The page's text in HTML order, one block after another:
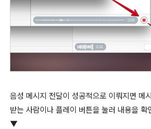
음성 메시지 전달이 성공적으로 이뤄지면 메
받는 사람이나 플레이 버튼을 눌러 내용을 확
▼